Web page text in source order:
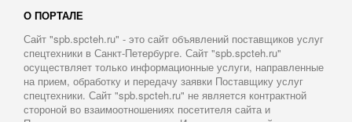
О ПОРТАЛЕ
Сайт "spb.spcteh.ru" - это сайт объявлений поставщиков услуг
спецтехники в Санкт-Петербурге. Сайт "spb.spcteh.ru"
осуществляет только информационные услуги, направленные
на прием, обработку и передачу заявки Поставщику услуг
спецтехники. Сайт "spb.spcteh.ru" не является контрактной
стороной во взаимоотношениях посетителя сайта и